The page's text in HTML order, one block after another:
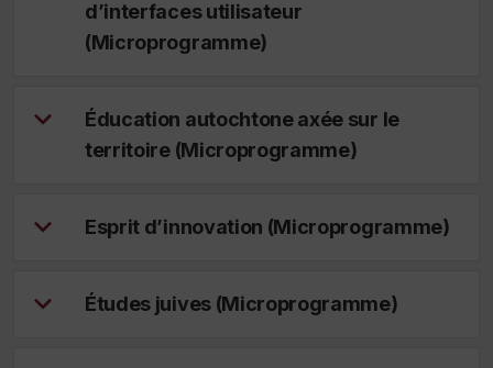
d’interfaces utilisateur
(Microprogramme)
Éducation autochtone axée sur le
territoire (Microprogramme)
Esprit d’innovation (Microprogramme)
Études juives (Microprogramme)